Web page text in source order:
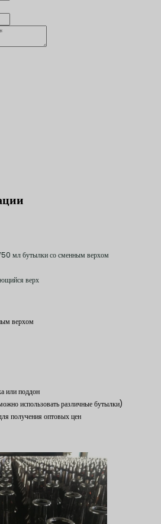
мл бутылки со сменным верхом
верх
верхом
или поддон
использовать различные бутылки)
получения оптовых цен